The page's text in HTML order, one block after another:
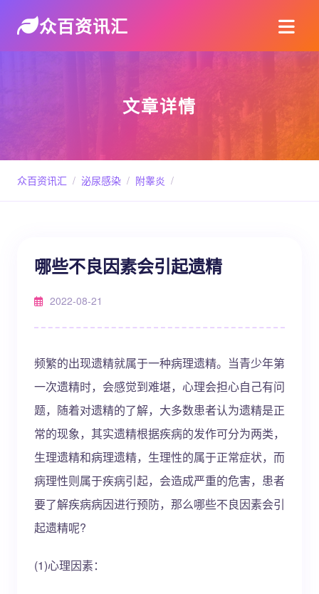
众百资讯汇
文章详情
众百资讯汇 / 泌尿感染 / 附睾炎 /
哪些不良因素会引起遗精
2022-08-21
频繁的出现遗精就属于一种病理遗精。当青少年第
一次遗精时，会感觉到难堪，心理会担心自己有问
题，随着对遗精的了解，大多数患者认为遗精是正
常的现象，其实遗精根据疾病的发作可分为两类，
生理遗精和病理遗精，生理性的属于正常症状，而
病理性则属于疾病引起，会造成严重的危害，患者
要了解疾病病因进行预防，那么哪些不良因素会引
起遗精呢?
(1)心理因素：